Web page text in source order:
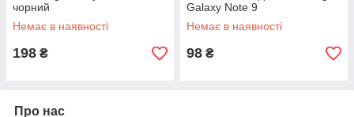
чорний
Немає в наявності
198 ₴
Galaxy Note 9
Немає в наявності
98 ₴
Про нас